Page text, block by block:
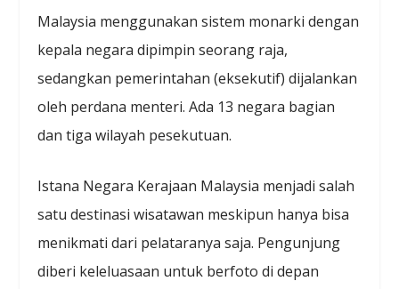
Malaysia menggunakan sistem monarki dengan
kepala negara dipimpin seorang raja,
sedangkan pemerintahan (eksekutif) dijalankan
oleh perdana menteri. Ada 13 negara bagian
dan tiga wilayah pesekutuan.
Istana Negara Kerajaan Malaysia menjadi salah
satu destinasi wisatawan meskipun hanya bisa
menikmati dari pelataranya saja. Pengunjung
diberi keleluasaan untuk berfoto di depan